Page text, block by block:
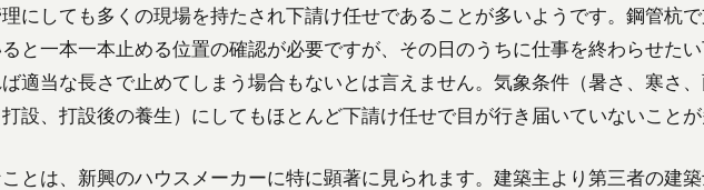
にしても多くの現場を持たされ下請け任せであることが多いようです。鋼管杭
と一本一本止める位置の確認が必要ですが、その日のうちに仕事を終わらせた
適当な長さで止めてしまう場合もないとは言えません。気象条件（暑さ、寒さ
設、打設後の養生）にしてもほとんど下請け任せで目が行き届いていないことが
とは、新興のハウスメーカーに特に顕著に見られます。建築主より第三者の建